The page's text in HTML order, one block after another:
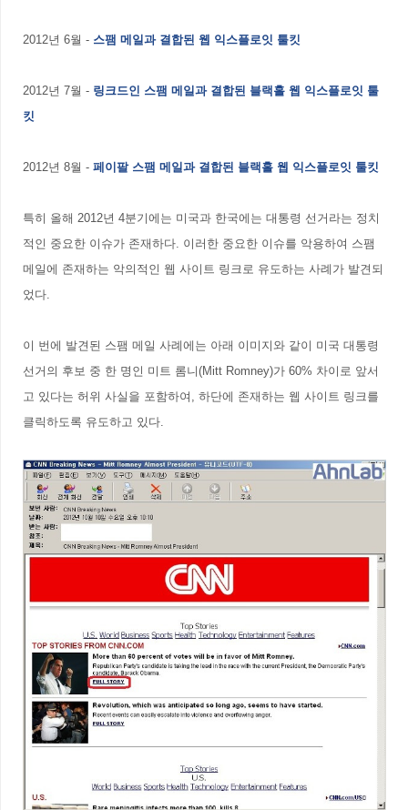
2012년 6월 - 스팸 메일과 결합된 웹 익스플로잇 툴킷
2012년 7월 - 링크드인 스팸 메일과 결합된 블랙홀 웹 익스플로잇 툴
킷
2012년 8월 - 페이팔 스팸 메일과 결합된 블랙홀 웹 익스플로잇 툴킷
특히 올해 2012년 4분기에는 미국과 한국에는 대통령 선거라는 정치
적인 중요한 이슈가 존재하다. 이러한 중요한 이슈를 악용하여 스팸
메일에 존재하는 악의적인 웹 사이트 링크로 유도하는 사례가 발견되
었다.
이 번에 발견된 스팸 메일 사례에는 아래 이미지와 같이 미국 대통령
선거의 후보 중 한 명인 미트 롬니(Mitt Romney)가 60% 차이로 앞서
고 있다는 허위 사실을 포함하여, 하단에 존재하는 웹 사이트 링크를
클릭하도록 유도하고 있다.